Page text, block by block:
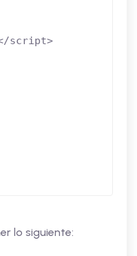
script>
lo siguiente: